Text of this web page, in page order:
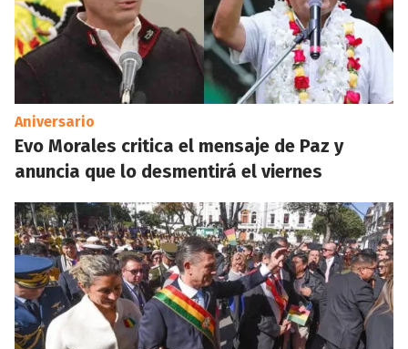
Aniversario
Evo Morales critica el mensaje de Paz y
anuncia que lo desmentirá el viernes